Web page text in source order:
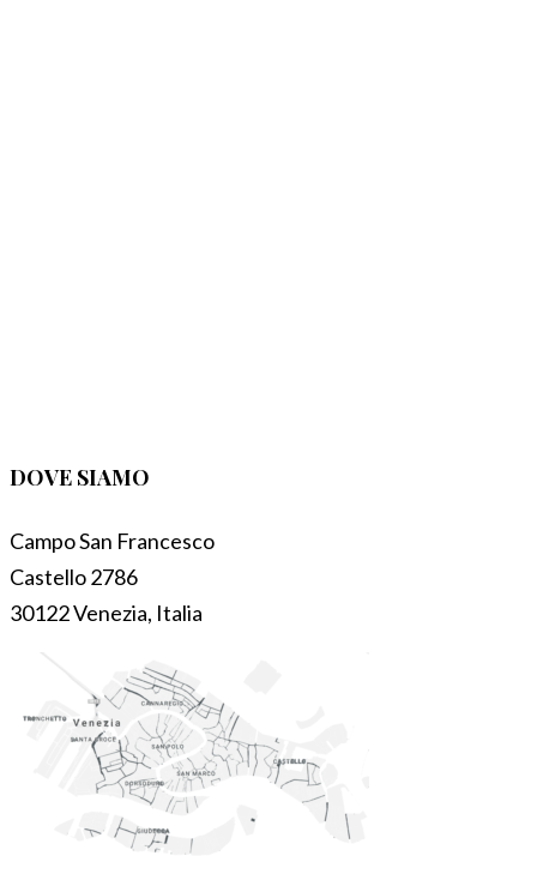
DOVE SIAMO
Campo San Francesco
Castello 2786
30122 Venezia, Italia